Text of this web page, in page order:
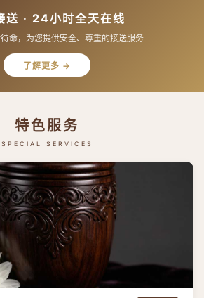
送 · 24小时全天在线
命，为您提供安全、尊重的接送服务
了解更多 →
特色服务
SPECIAL SERVICES